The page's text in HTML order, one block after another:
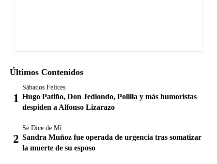
Últimos Contenidos
Sábados Felices
Hugo Patiño, Don Jediondo, Polilla y más humoristas
despiden a Alfonso Lizarazo
Se Dice de Mí
Sandra Muñoz fue operada de urgencia tras somatizar
la muerte de su esposo